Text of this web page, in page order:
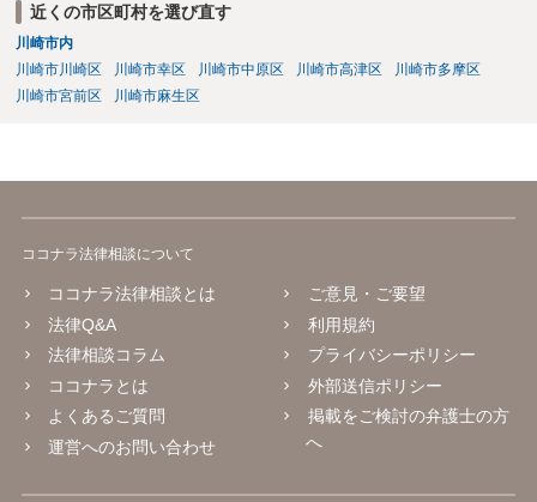
近くの市区町村を選び直す
川崎市内
川崎市川崎区
川崎市幸区 川崎市中原区 川崎市高津区
川崎市多摩区
川崎市宮前区
川崎市麻生区
ココナラ法律相談について
ココナラ法律相談とは
法律Q&A
法律相談コラム
ココナラとは
よくあるご質問
運営へのお問い合わせ
ご意見・ご要望
利用規約
プライバシーポリシー
外部送信ポリシー
掲載をご検討の弁護士の方
へ